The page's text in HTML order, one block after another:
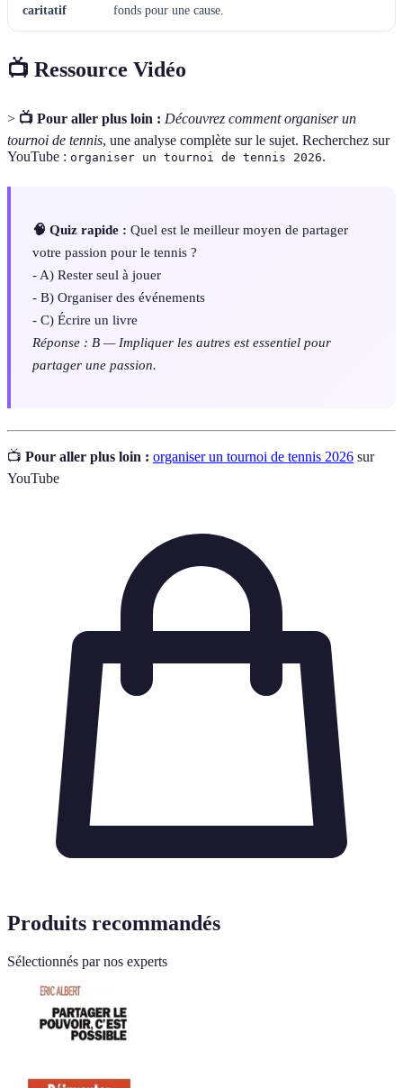
caritatif
fonds pour une cause.
📺 Ressource Vidéo
> 📺 Pour aller plus loin : Découvrez comment organiser un
tournoi de tennis, une analyse complète sur le sujet. Recherchez sur
YouTube : organiser un tournoi de tennis 2026.
🧠 Quiz rapide : Quel est le meilleur moyen de partager
votre passion pour le tennis ?
- A) Rester seul à jouer
- B) Organiser des événements
- C) Écrire un livre
Réponse : B — Impliquer les autres est essentiel pour
partager une passion.
📺 Pour aller plus loin : organiser un tournoi de tennis 2026 sur
YouTube
Produits recommandés
Sélectionnés par nos experts